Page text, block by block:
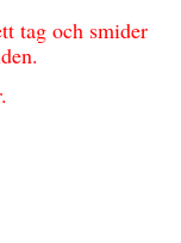
tag och smider